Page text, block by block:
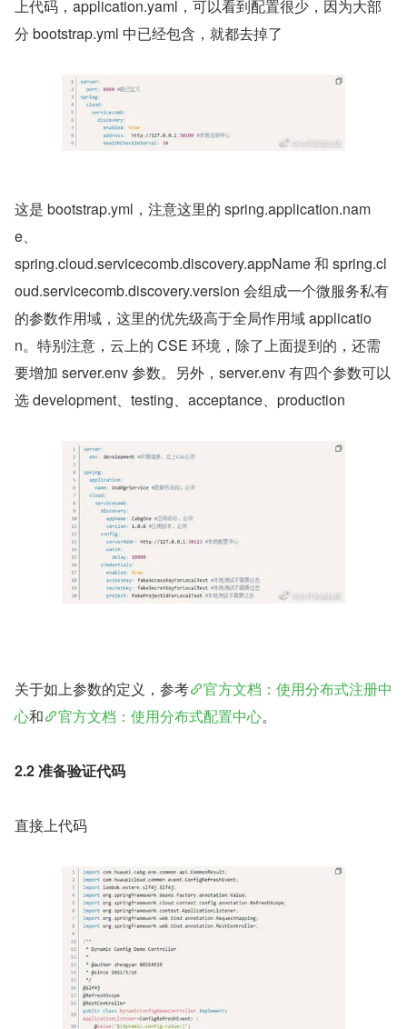
上代码，application.yaml，可以看到配置很少，因为大部
分 bootstrap.yml 中已经包含，就都去掉了
​这是 bootstrap.yml，注意这里的 spring.application.nam
e、
spring.cloud.servicecomb.discovery.appName 和 spring.cl
oud.servicecomb.discovery.version 会组成一个微服务私有
的参数作用域，这里的优先级高于全局作用域 applicatio
n。特别注意，云上的 CSE 环境，除了上面提到的，还需
要增加 server.env 参数。另外，server.env 有四个参数可以
选 development、testing、acceptance、production
关于如上参数的定义，参考
官方文档：使用分布式注册中
心和 官方文档：使用分布式配置中心。
2.2 准备验证代码
直接上代码